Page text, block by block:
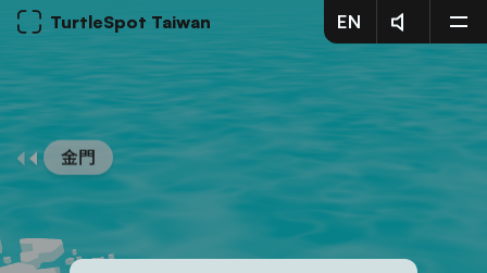
TurtleSpot Taiwan EN
海龜戶口名簿
文章分享
關於我們
教育資源
金門
Filter By:
地點
海龜種類
明星海龜 最新目擊
載入更多海龜中 ...